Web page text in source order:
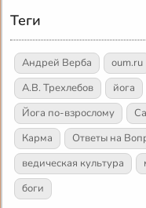
Теги
Андрей Верба oum.ru
А.В. Трехлебов
йога
Йога по-взрослому
Карма
Ответы на
ведическая культура
боги